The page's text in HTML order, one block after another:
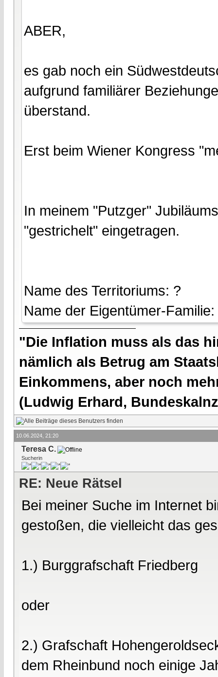
ABER,
es gab noch ein
aufgrund familiärer
überstand.
Erst beim Wiener Kongress
In meinem "Putzger"
"gestrichelt" eingetragen.
Name des Territoriums: ?
Name der Eigentümer-Familie:
"Die Inflation muss als das
nämlich als Betrug am
Einkommens, aber noch
(Ludwig Erhard,
10.06.2024, 21:20
Teresa C.
Sucherin
RE: Neue Rätsel
Bei meiner Suche im Internet
gestoßen, die vielleicht das
1.) Burggrafschaft Friedberg
oder
2.) Grafschaft
dem Rheinbund noch einige